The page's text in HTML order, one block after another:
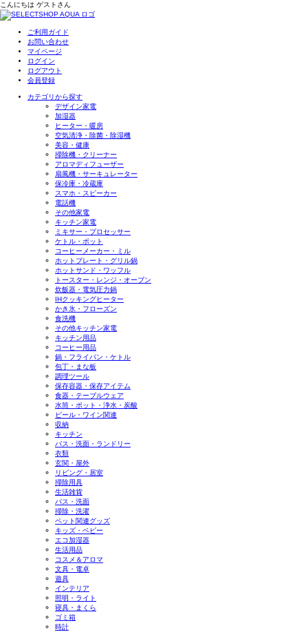
こんにちは ゲスト さん
ご利用ガイド
お問い合わせ
マイページ
ログイン
ログアウト
会員登録
カテゴリから探す
デザイン家電
加湿器
ヒーター・暖房
空気清浄・除菌・除湿機
美容・健康
掃除機・クリーナー
アロマディフューザー
扇風機・サーキュレーター
保冷庫・冷蔵庫
スマホ・スピーカー
電話機
その他家電
キッチン家電
ミキサー・プロセッサー
ケトル・ポット
コーヒーメーカー・ミル
ホットプレート・グリル鍋
ホットサンド・ワッフル
トースター・レンジ・オーブン
炊飯器・電気圧力鍋
IHクッキングヒーター
かき氷・フローズン
食洗機
その他キッチン家電
キッチン用品
コーヒー用品
鍋・フライパン・ケトル
包丁・まな板
調理ツール
保存容器・保存アイテム
食器・テーブルウェア
水筒・ポット・浄水・炭酸
ビール・ワイン関連
収納
キッチン
バス・洗面・ランドリー
衣類
玄関・屋外
リビング・居室
掃除用具
生活雑貨
バス・洗面
掃除・洗濯
ペット関連グッズ
キッズ・ベビー
エコ加湿器
生活用品
コスメ＆アロマ
文具・電卓
遊具
インテリア
照明・ライト
寝具・まくら
ゴミ箱
時計